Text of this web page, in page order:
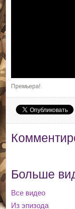
Премьера!
Больше
Все видео
Из эпизода